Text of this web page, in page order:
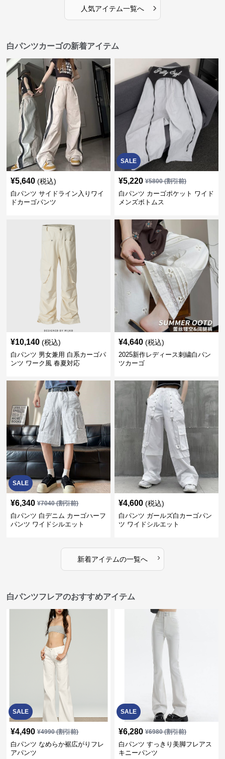
人気アイテム一覧へ ›
白パンツカーゴの新着アイテム
¥5,640 (税込)
白パンツ サイドライン入りワイ
ドカーゴパンツ
SALE
¥5,220 ¥5800(割引前)
白パンツ カーゴポケット ワイド
メンズボトムス
¥10,140 (税込)
白パンツ 男女兼用 白系カーゴパ
ンツ ワーク風 春夏対応
¥4,640 (税込)
2025新作レディース刺繍白パン
ツカーゴ
SALE
¥6,340 ¥7040(割引前)
白パンツ 白デニム カーゴハーフ
パンツ ワイドシルエット
¥4,600 (税込)
白パンツ ガールズ白カーゴパン
ツ ワイドシルエット
新着アイテムの一覧へ ›
白パンツフレアのおすすめアイテム
SALE
¥4,490 ¥4990(割引前)
白パンツ なめらか裾広がりフレ
アパンツ
SALE
¥6,280 ¥6980(割引前)
白パンツ すっきり美脚フレアス
キニーパンツ